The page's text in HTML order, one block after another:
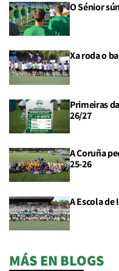
O Sénior
Xa roda o
Primeiras
26/27
A Coruña
25-26
A Escola de
MÁS EN BLOGS